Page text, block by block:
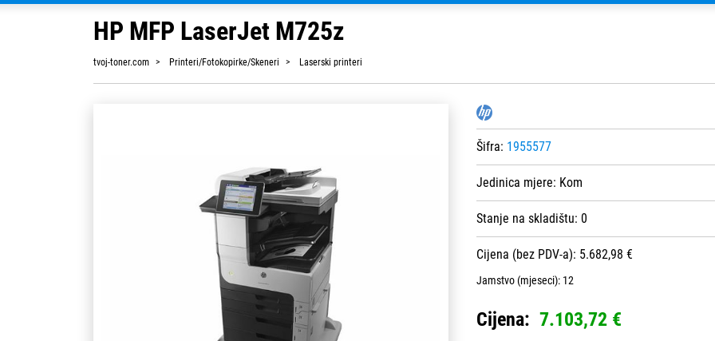
HP MFP LaserJet M725z
tvoj-toner.com Printeri/Fotokopirke/Skeneri Laserski printeri
Šifra: 1955577
Jedinica mjere: Kom
Stanje na skladištu: 0
Cijena (bez PDV-a): 5.682,98 €
Jamstvo (mjeseci): 12
Cijena: 7.103,72 €